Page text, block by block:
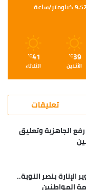
9.52 كيلومتر/ساعة
39
℃
الأثنين
41
℃
الثلاثاء
تعليقات
الجاهزية وتعليق
الإنارة بنصر النوبة..
المواطنين